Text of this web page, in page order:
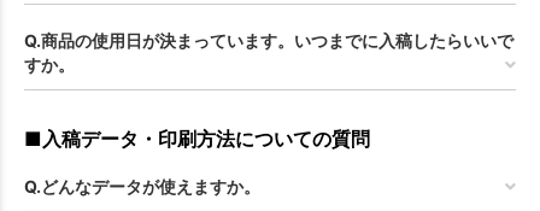
Q.商品の使用日が決まっています。いつまでに入稿したらいいで
すか。
■入稿データ・印刷方法についての質問
Q.どんなデータが使えますか。